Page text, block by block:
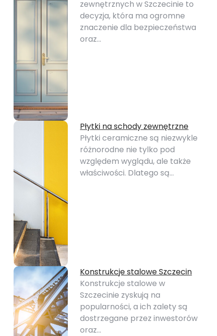
zewnętrznych w Szczecinie to
decyzja, która ma ogromne
znaczenie dla bezpieczeństwa
oraz…
Płytki na schody zewnętrzne
Płytki ceramiczne są niezwykle
różnorodne nie tylko pod
względem wyglądu, ale także
właściwości. Dlatego są…
Konstrukcje stalowe Szczecin
Konstrukcje stalowe w
Szczecinie zyskują na
popularności, a ich zalety są
dostrzegane przez inwestorów
oraz…